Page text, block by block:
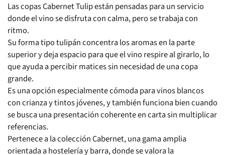
Las copas Cabernet Tulip están pensadas para un servicio
donde el vino se disfruta con calma, pero se trabaja con
ritmo.
Su forma tipo tulipán concentra los aromas en la parte
superior y deja espacio para que el vino respire al girarlo, lo
que ayuda a percibir matices sin necesidad de una copa
grande.
Es una opción especialmente cómoda para vinos blancos
con crianza y tintos jóvenes, y también funciona bien cuando
se busca una presentación coherente en carta sin multiplicar
referencias.
Pertenece a la colección Cabernet, una gama amplia
orientada a hostelería y barra, donde se valora la